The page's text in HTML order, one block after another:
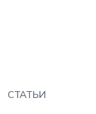
СТАТЬИ